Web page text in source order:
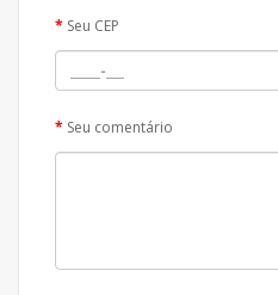
Seu CEP
Seu comentário